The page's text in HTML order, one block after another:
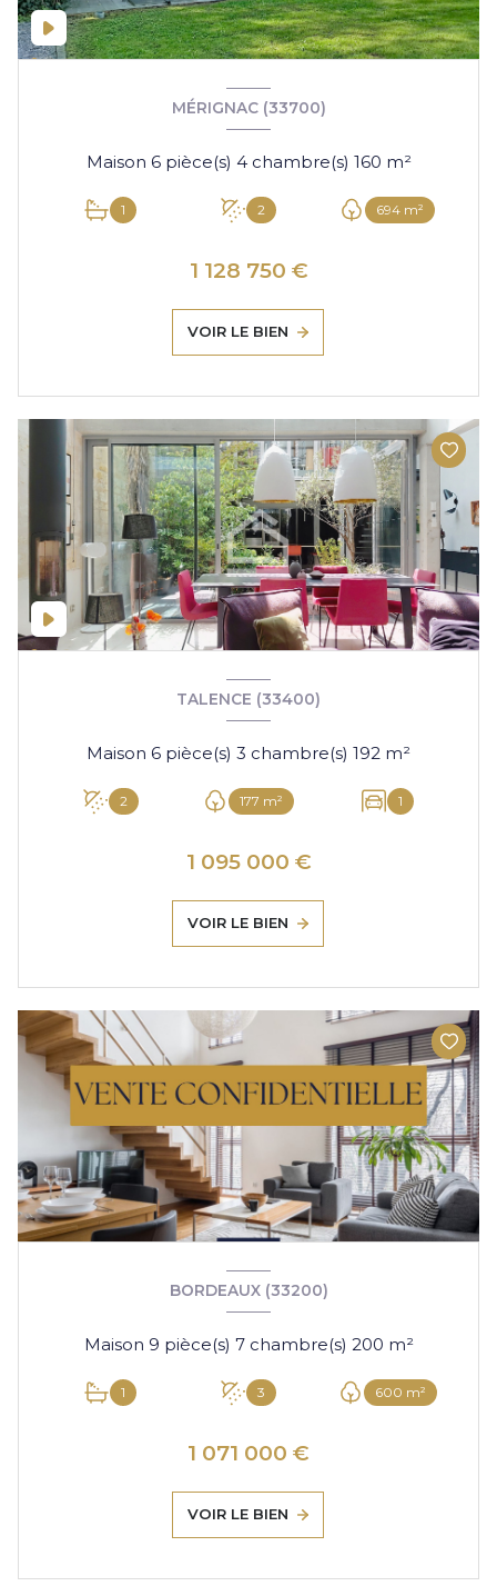
MÉRIGNAC (33700)
Maison 6 pièce(s) 4 chambre(s) 160 m²
1 2 694 m²
1 128 750 €
VOIR LE BIEN
TALENCE (33400)
Maison 6 pièce(s) 3 chambre(s) 192 m²
2 177 m² 1
1 095 000 €
VOIR LE BIEN
BORDEAUX (33200)
Maison 9 pièce(s) 7 chambre(s) 200 m²
1 3 600 m²
1 071 000 €
VOIR LE BIEN